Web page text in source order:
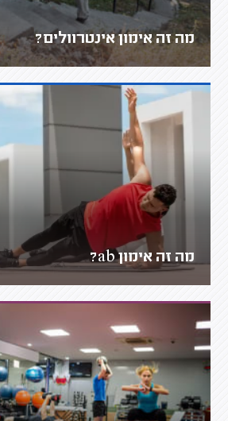
מה זה אימון אינטרוולים?
מה זה אימון ab?